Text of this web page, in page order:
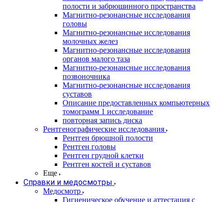
полости и забрюшинного пространства
Магнитно-резонансные исследования
головы
Магнитно-резонансные исследования
молочных желез
Магнитно-резонансные исследования
органов малого таза
Магнитно-резонансные исследования
позвоночника
Магнитно-резонансные исследования
суставов
Описание предоставленных компьютерных
томограмм 1 исследование
повторная запись диска
Рентгенографические исследования
Рентген брюшной полости
Рентген головы
Рентген грудной клетки
Рентген костей и суставов
Еще
Справки и медосмотры
Медосмотр
Гигиеническое обучение и аттестация с